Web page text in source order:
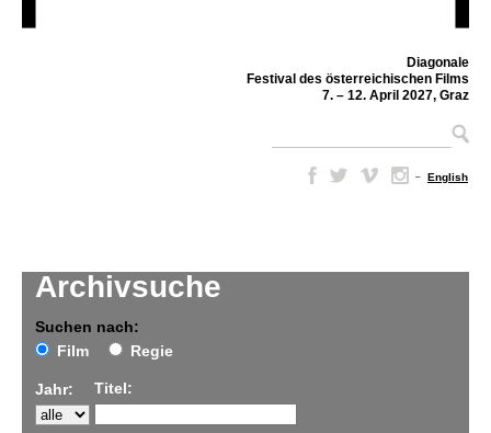
Diagonale
Festival des österreichischen Films
7. – 12. April 2027, Graz
– English
Archivsuche
Suchen nach:
Film
Regie
Jahr: Titel: